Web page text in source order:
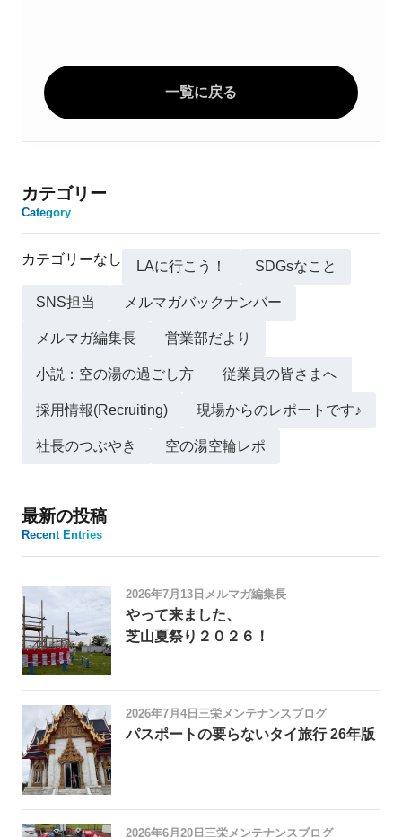
一覧に戻る
カテゴリー
Category
カテゴリーなし LAに行こう！ SDGsなこと
SNS担当 メルマガバックナンバー
メルマガ編集長 営業部だより
小説：空の湯の過ごし方 従業員の皆さまへ
採用情報(Recruiting) 現場からのレポートです♪
社長のつぶやき 空の湯空輪レポ
最新の投稿
Recent Entries
2026年7月13日 メルマガ編集長
やって来ました、
芝山夏祭り２０２６！
2026年7月4日 三栄メンテナンスブログ
パスポートの要らないタイ旅行 26年版
2026年6月20日 三栄メンテナンスブログ